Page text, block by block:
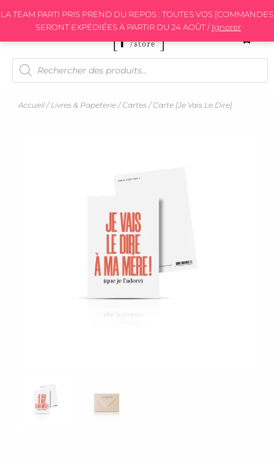
LA TEAM PARTI PRIS PREND DU REPOS : TOUTES VOS
SERONT EXPÉDIÉES À PARTIR DU 24 AOÛT / Ignorer
au
Recherche
de
produits
Accueil /Livres & Papeterie /Cartes / Carte [Je Vais Le Dire]